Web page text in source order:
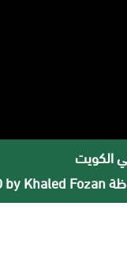
الكويت
by Khaled Fozan